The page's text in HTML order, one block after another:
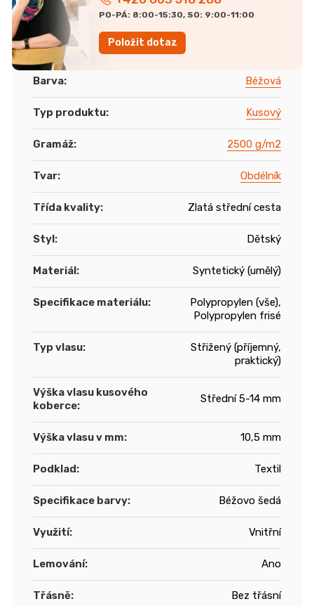
Barva: Béžová
Typ produktu: Kusový
Gramáž: 2500 g/m2
Tvar: Obdélník
Třída kvality: Zlatá střední cesta
Styl: Dětský
Materiál: Syntetický (umělý)
Specifikace materiálu:
Polypropylen (vše),
Polypropylen frisé
Typ vlasu:
Střižený (příjemný,
praktický)
Výška vlasu kusového
koberce:
Střední 5-14 mm
Výška vlasu v mm: 10,5 mm
Podklad: Textil
Specifikace barvy: Béžovo šedá
Využití: Vnitřní
Lemování: Ano
Třásně: Bez třásní
PO-PÁ: 8:00-15:30, SO: 9:00-11:00
Položit dotaz